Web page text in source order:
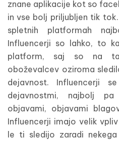
znane aplikacije kot so
in vse bolj priljubljen tik
spletnih platformah
Influencerji so lahko, to
platform, saj so na
oboževalcev oziroma
dejavnost. Influencerji
dejavnostmi, najbolj
objavami, objavami
Influencerji imajo velik
le ti sledijo zaradi